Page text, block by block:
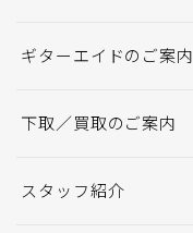
ギターエイドのご案内
下取／買取のご案内
スタッフ紹介